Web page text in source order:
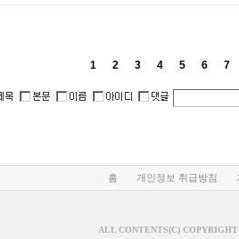
1 2 3 4 5 6 7
홈 개인정보 취급방침
ALL CONTENTS(C)